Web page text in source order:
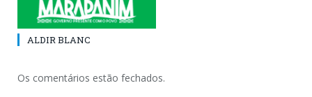
ALDIR BLANC
Os comentários estão fechados.